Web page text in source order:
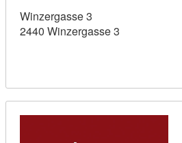
Winzergasse 3
2440 Winzergasse 3